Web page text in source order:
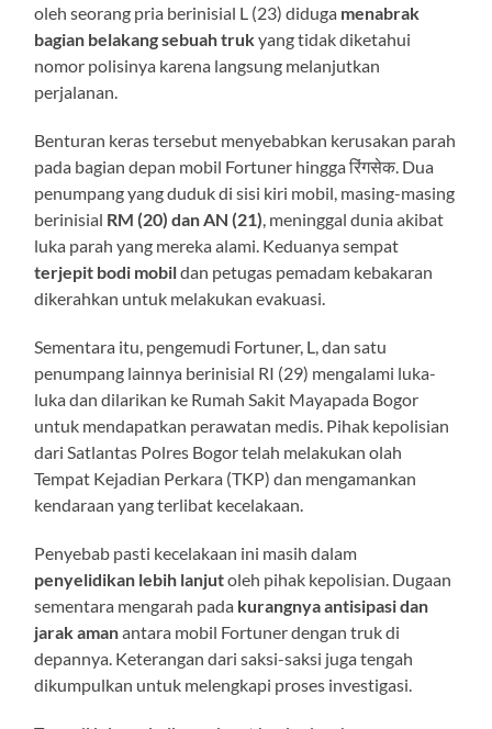
oleh seorang pria berinisial L (23) diduga menabrak
bagian belakang sebuah trukyang tidak diketahui
nomor polisinya karena langsung melanjutkan
perjalanan.
Benturan keras tersebut menyebabkan kerusakan parah
pada bagian depan mobil Fortuner hingga रिंगसेक. Dua
penumpang yang duduk di sisi kiri mobil, masing-masing
berinisial RM (20) dan AN (21), meninggal dunia akibat
luka parah yang mereka alami. Keduanya sempat
terjepit bodi mobildan petugas pemadam kebakaran
dikerahkan untuk melakukan evakuasi.
Sementara itu, pengemudi Fortuner, L, dan satu
penumpang lainnya berinisial RI (29) mengalami luka-
luka dan dilarikan ke Rumah Sakit Mayapada Bogor
untuk mendapatkan perawatan medis. Pihak kepolisian
dari Satlantas Polres Bogor telah melakukan olah
Tempat Kejadian Perkara (TKP) dan mengamankan
kendaraan yang terlibat kecelakaan.
Penyebab pasti kecelakaan ini masih dalam
penyelidikan lebih lanjutoleh pihak kepolisian. Dugaan
sementara mengarah pada kurangnya antisipasi dan
jarak amanantara mobil Fortuner dengan truk di
depannya. Keterangan dari saksi-saksi juga tengah
dikumpulkan untuk melengkapi proses investigasi.